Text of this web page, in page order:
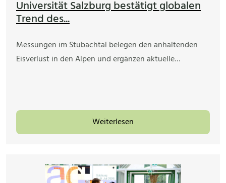
Universität Salzburg bestätigt globalen
Trend des...
Messungen im Stubachtal belegen den anhaltenden
Eisverlust in den Alpen und ergänzen aktuelle…
Weiterlesen